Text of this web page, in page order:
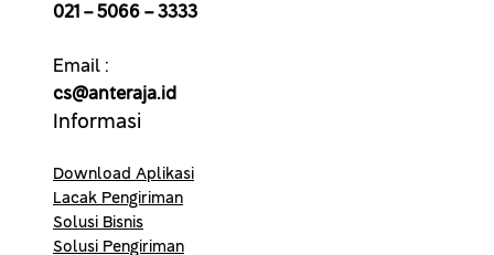
021 – 5066 – 3333
Email :
cs@anteraja.id
Informasi
Download Aplikasi
Lacak Pengiriman
Solusi Bisnis
Solusi Pengiriman